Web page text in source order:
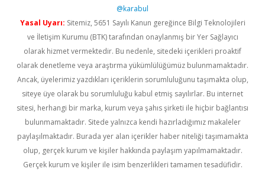
@karabul
Yasal Uyarı: Sitemiz, 5651 Sayılı Kanun gereğince Bilgi Teknolojileri
ve İletişim Kurumu (BTK) tarafından onaylanmış bir Yer Sağlayıcı
olarak hizmet vermektedir. Bu nedenle, sitedeki içerikleri proaktif
olarak denetleme veya araştırma yükümlülüğümüz bulunmamaktadır.
Ancak, üyelerimiz yazdıkları içeriklerin sorumluluğunu taşımakta olup,
siteye üye olarak bu sorumluluğu kabul etmiş sayılırlar. Bu internet
sitesi, herhangi bir marka, kurum veya şahıs şirketi ile hiçbir bağlantısı
bulunmamaktadır. Sitede yalnızca kendi hazırladığımız makaleler
paylaşılmaktadır. Burada yer alan içerikler haber niteliği taşımamakta
olup, gerçek kurum ve kişiler hakkında paylaşım yapılmamaktadır.
Gerçek kurum ve kişiler ile isim benzerlikleri tamamen tesadüfidir.